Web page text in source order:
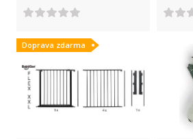
Doprava zdarma